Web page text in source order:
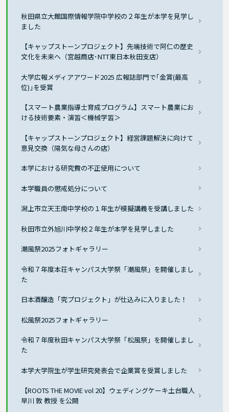
秋田県立大館国際情報学院中学校の２年生が本学を見学し
ました
【キャップストーンプロジェクト】先端技術で阿仁の歴史
文化を未来へ（宮越商店･NTT東日本秋田支店）
大学広報メディアアワード2025 広報誌部門で｢金賞(最高
位)｣を受賞
【スマート農業指導士育成プログラム】スマート農業にお
ける技術要素・演習＜機械学習＞
【キャップストーンプロジェクト】経営課題解決に向けて
意見交換（陽気な母さんの店）
本学における研究費の不正使用について
本学職員の懲戒処分について
潟上市立天王南中学校の１年生が模擬講義を受講しました
秋田市立外旭川中学校２年生が本学を見学しました
潮風祭2025フォトギャラリー
令和７年度本荘キャンパス大学祭「潮風祭」を開催しまし
た
日本酒醸造「究プロジェクト」が仕込みに入りました！
松風祭2025フォトギャラリー
令和７年度秋田キャンパス大学祭「松風祭」を開催しまし
た
本学大学院生が学生研究発表会で企業賞を受賞しました
【ROOTS THE MOVIE vol 20】ウェディングケーキ土台職人
早川 敦 教授 を公開